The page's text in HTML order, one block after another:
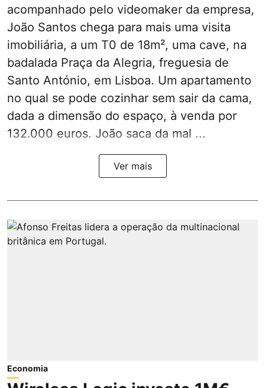
acompanhado pelo videomaker da empresa,
João Santos chega para mais uma visita
imobiliária, a um T0 de 18m², uma cave, na
badalada Praça da Alegria, freguesia de
Santo António, em Lisboa. Um apartamento
no qual se pode cozinhar sem sair da cama,
dada a dimensão do espaço, à venda por
132.000 euros. João saca da mal ...
Ver mais
Economia